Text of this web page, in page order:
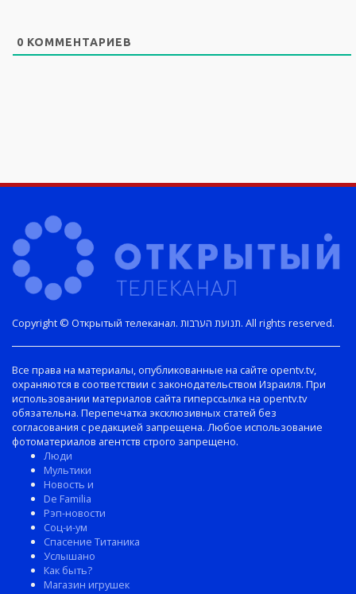
0 КОММЕНТАРИЕВ
Copyright © Открытый телеканал. תנועת הערבות. All rights reserved.
Все права на материалы, опубликованные на сайте opentv.tv,
охраняются в соответствии с законодательством Израиля. При
использовании материалов сайта гиперссылка на opentv.tv
обязательна. Перепечатка эксклюзивных статей без
согласования с редакцией запрещена. Любое использование
фотоматериалов агентств строго запрещено.
Люди
Мультики
Новость и
De Familia
Рэп-новости
Соц-и-ум
Спасение Титаника
Услышано
Как быть?
Магазин игрушек